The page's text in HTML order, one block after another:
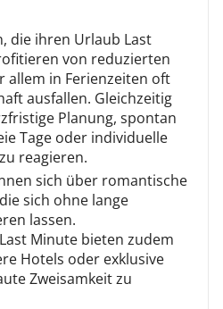
die ihren Urlaub Last
von reduzierten
allem in Ferienzeiten oft
ausfallen. Gleichzeitig
Planung, spontan
Tage oder individuelle
reagieren.
sich über romantische
sich ohne lange
lassen.
Minute bieten zudem
Hotels oder exklusive
Zweisamkeit zu